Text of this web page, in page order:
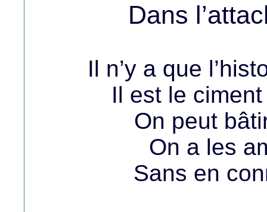
Dans
Il n’y a que
Il est le
On peut
On a les
Sans en